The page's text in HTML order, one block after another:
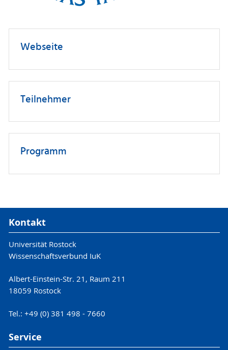
Webseite
Teilnehmer
Programm
Kontakt
Universität Rostock
Wissenschaftsverbund IuK
Albert-Einstein-Str. 21, Raum 211
18059 Rostock
Tel.: +49 (0) 381 498 - 7660
Service